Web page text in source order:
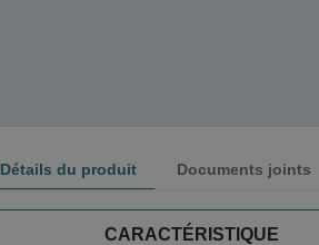
Détails du produit Documents joints
CARACTÉRISTIQUE